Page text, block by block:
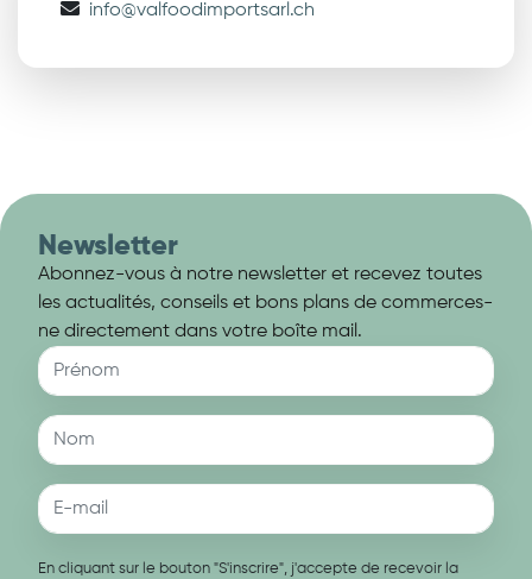
info@valfoodimportsarl.ch
Newsletter
Abonnez-vous à notre newsletter et recevez toutes
les actualités, conseils et bons plans de commerces-
ne directement dans votre boîte mail.
En cliquant sur le bouton "S'inscrire", j'accepte de recevoir la